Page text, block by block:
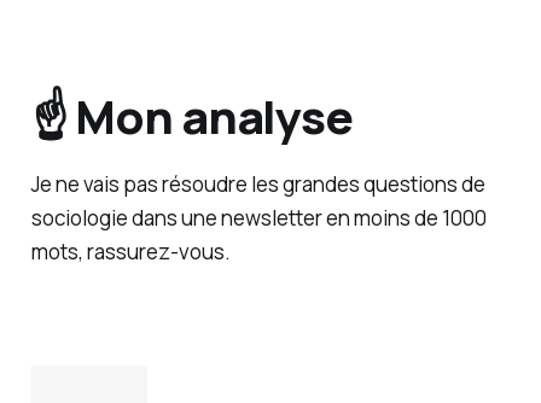
☝️ Mon analyse
Je ne vais pas résoudre les grandes questions de
sociologie dans une newsletter en moins de 1000
mots, rassurez-vous.